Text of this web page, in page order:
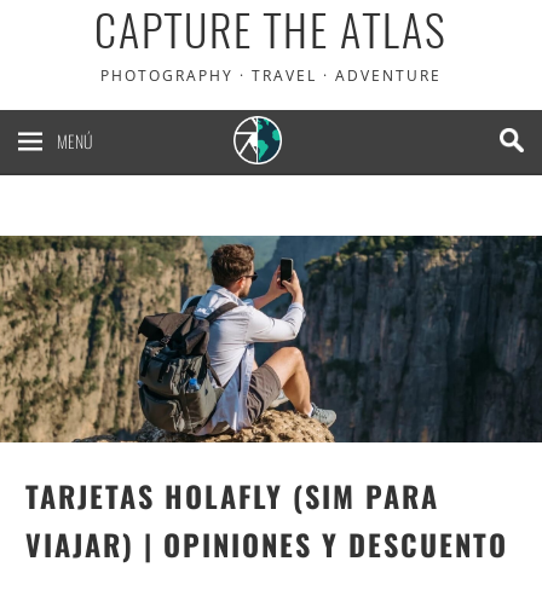
CAPTURE THE ATLAS
PHOTOGRAPHY · TRAVEL · ADVENTURE
MENÚ
TARJETAS HOLAFLY (SIM PARA
VIAJAR) | OPINIONES Y DESCUENTO